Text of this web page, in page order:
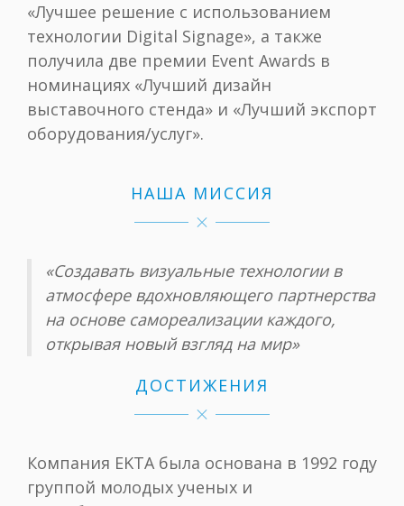
«Лучшее решение с использованием
технологии Digital Signage», а также
получила две премии Event Awards в
номинациях «Лучший дизайн
выставочного стенда» и «Лучший экспорт
оборудования/услуг».
НАША МИССИЯ
«Создавать визуальные технологии в
атмосфере вдохновляющего партнерства
на основе самореализации каждого,
открывая новый взгляд на мир»
ДОСТИЖЕНИЯ
Компания EKTA была основана в 1992 году
группой молодых ученых и